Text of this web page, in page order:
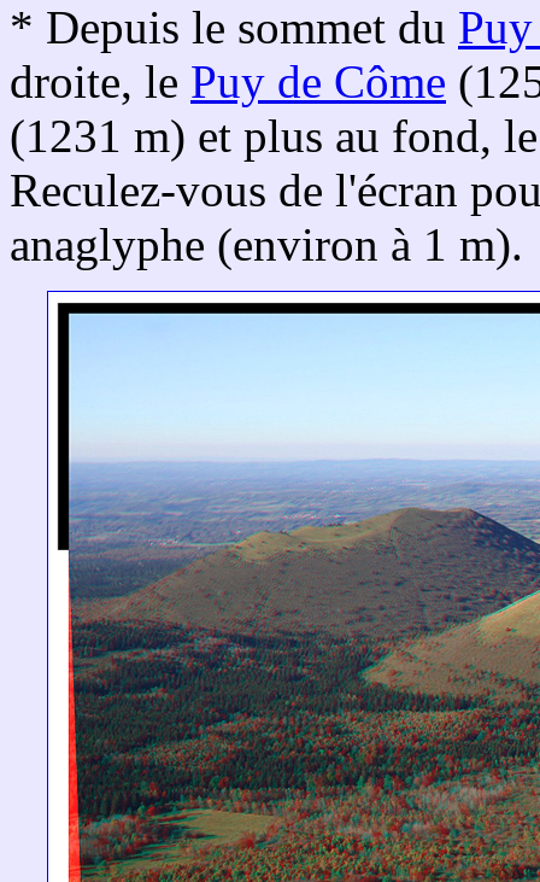
* Depuis le sommet du
droite, le Puy de Côme
(1231 m) et plus au fond,
Reculez-vous de l'écran
anaglyphe (environ à 1 m).